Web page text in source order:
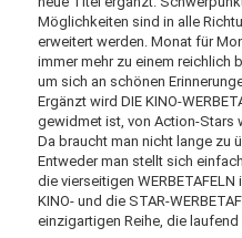
Möglichkeiten sind in alle
erweitert werden. Monat für
immer mehr zu einem reichlich
um sich an schönen
Ergänzt wird DIE KINO-
gewidmet ist, von Action-Stars
Da braucht man nicht lange zu
Entweder man stellt sich
die vierseitigen
KINO- und die STAR-
einzigartigen Reihe, die